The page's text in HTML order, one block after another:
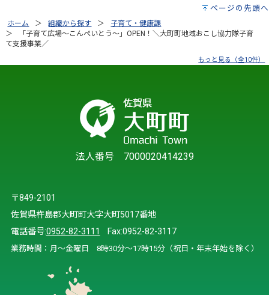
ページの先頭へ
ホーム 組織から探す
子育て・健康課
「子育て広場～こんぺいとう～」OPEN！＼大町町地域おこし協力隊子育
て支援事業／
もっと見る（全10件）
法人番号 7000020414239
〒849-2101
佐賀県杵島郡大町町大字大町5017番地
電話番号:0952-82-3111 Fax:0952-82-3117
業務時間：月～金曜日 8時30分～17時15分（祝日・年末年始を除く）